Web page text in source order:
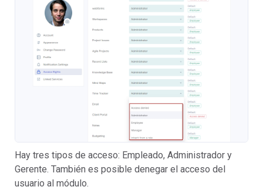
Hay tres tipos de acceso: Empleado, Administrador y
Gerente. También es posible denegar el acceso del
usuario al módulo.